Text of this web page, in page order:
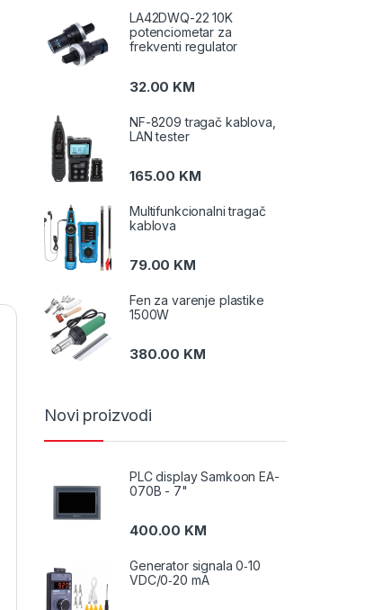
LA42DWQ-22 10K
potenciometar za
frekventi regulator
32.00 KM
NF-8209 tragač kablova,
LAN tester
165.00 KM
Multifunkcionalni tragač
kablova
79.00 KM
Fen za varenje plastike
1500W
380.00 KM
Novi proizvodi
PLC display Samkoon EA-
070B - 7"
400.00 KM
Generator signala 0‑10
VDC/0‑20 mA